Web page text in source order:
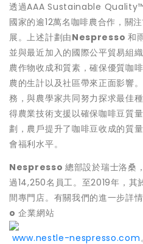
透過AAA Sustainable Quality™
國家的逾12萬名咖啡農合作，關
展。上述計劃由Nespresso 和
並與最近加入的國際公平貿易組
農作物收成和質素，確保優質咖
農的生計以及社區帶來正面影響
務，與農學家共同努力探求最佳
得農業技術支援以確保咖啡豆質
劃，農戶提升了咖啡豆收成的質
會福利水平。
Nespresso 總部設於瑞士洛桑
過14,250名員工。至2019年，其
間專門店。有關我們的進一步詳
o 企業網站
www.nestle-nespresso.com。